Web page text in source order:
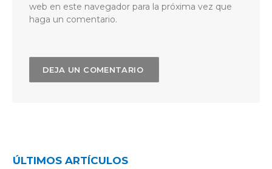
web en este navegador para la próxima vez que
haga un comentario.
ÚLTIMOS ARTÍCULOS